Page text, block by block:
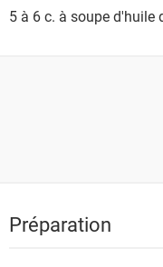
5 à 6 c. à souped'huile
Préparation